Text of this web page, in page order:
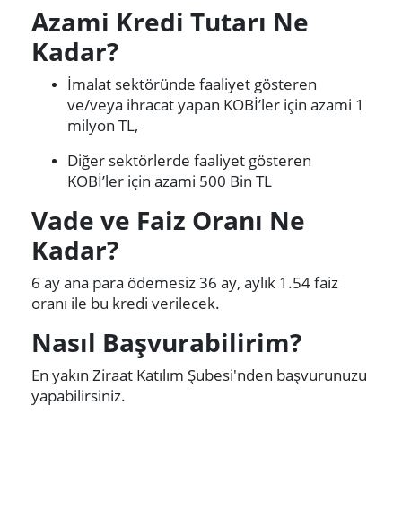
Azami Kredi Tutarı Ne
Kadar?
İmalat sektöründe faaliyet gösteren
ve/veya ihracat yapan KOBİ’ler için azami 1
milyon TL,
Diğer sektörlerde faaliyet gösteren
KOBİ’ler için azami 500 Bin TL
Vade ve Faiz Oranı Ne
Kadar?
6 ay ana para ödemesiz 36 ay, aylık 1.54 faiz
oranı ile bu kredi verilecek.
Nasıl Başvurabilirim?
En yakın Ziraat Katılım Şubesi'nden başvurunuzu
yapabilirsiniz.